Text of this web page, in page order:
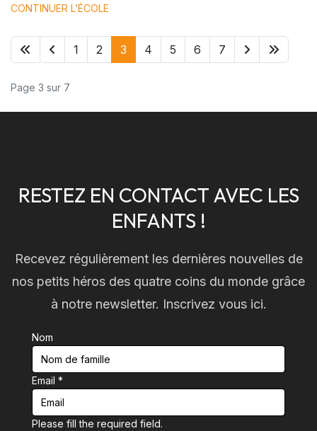
CONTINUER L’ÉCOLE
1 2 3 4 5 6 7
Page 3 sur 7
RESTEZ EN CONTACT AVEC LES
ENFANTS !
Recevez régulièrement les dernières nouvelles de
nos petits héros des quatre coins du monde grâce
à notre newsletter. Inscrivez vous ici.
Nom
Email *
Please fill the required field.